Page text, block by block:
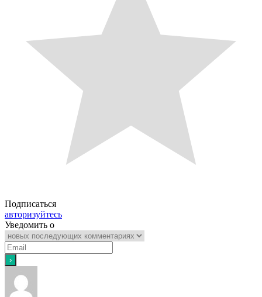
Подписаться
авторизуйтесь
Уведомить о